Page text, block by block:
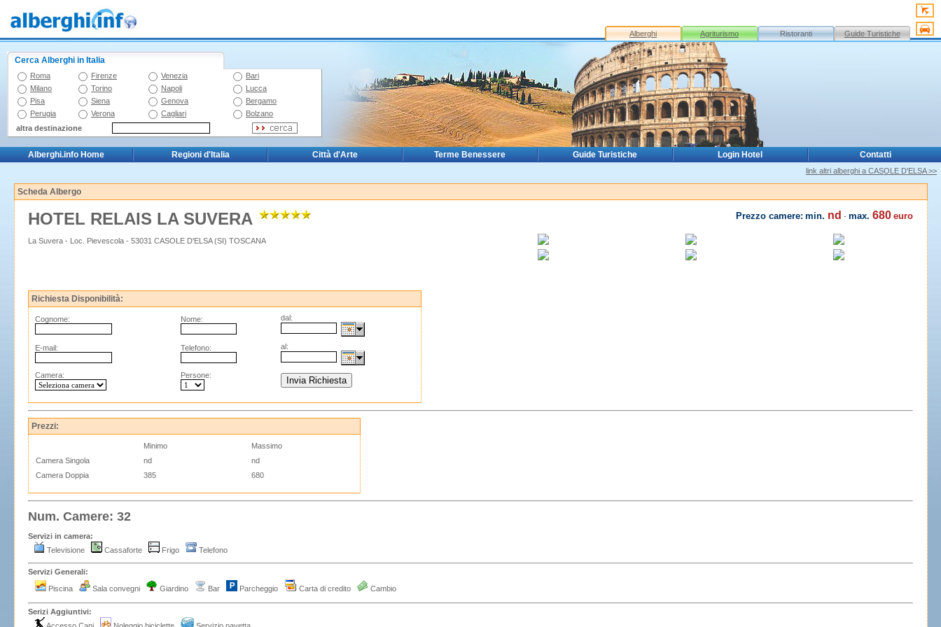
Alberghi Agriturismo Ristoranti Guide Turistiche
Cerca Alberghi in Italia
Roma Firenze Venezia
Bari
Milano
Torino Napoli
Lucca
Pisa
Siena Genova
Bergamo
Perugia
Verona Cagliari
Bolzano
altra destinazione
Alberghi.info Home Regioni d'Italia Città d'Arte Terme Benessere Guide Turistiche Login Hotel Contatti
link altri alberghi a CASOLE D'ELSA >>
Scheda Albergo
HOTEL RELAIS LA SUVERA
La Suvera - Loc. Pievescola - 53031 CASOLE D'ELSA (SI) TOSCANA
Richiesta Disponibilità:
Cognome: Nome: dal:
E-mail: Telefono: al:
Camera: Persone:
Prezzo camere: min. nd - max. 680 euro
Prezzi:
Minimo
Massimo
Camera Singola
nd
nd
Camera Doppia
385 680
Num. Camere: 32
Servizi in camera:
Televisione
Cassaforte Frigo Telefono
Servizi Generali:
Piscina
Sala convegni Giardino Bar Parcheggio Carta di credito Cambio
Serizi Aggiuntivi: